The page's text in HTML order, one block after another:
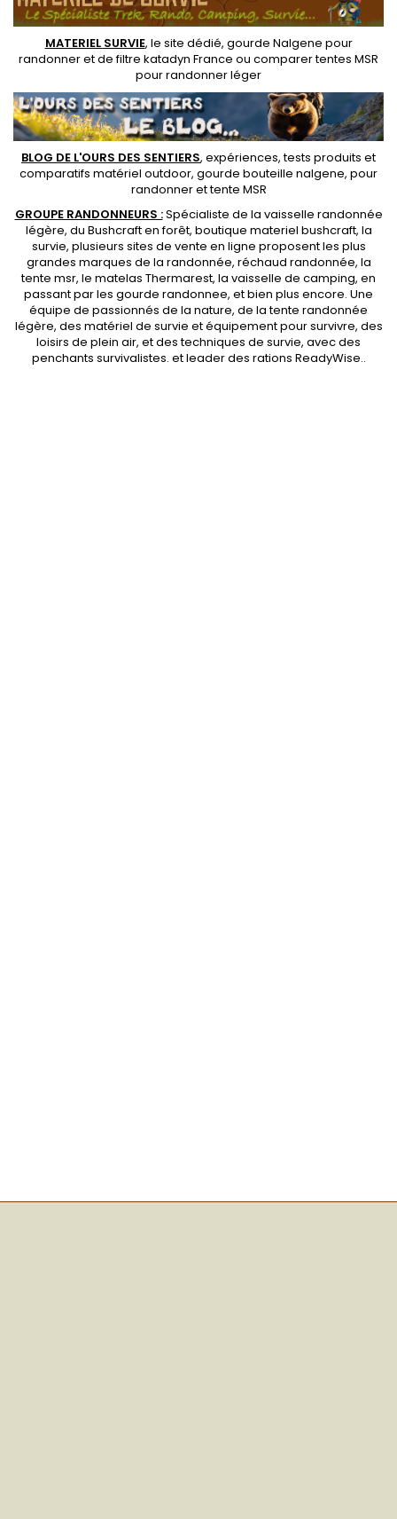
MATERIEL SURVIE, le site dédié, gourde Nalgene pour
randonneret defiltre katadyn France ou comparer tentes MSR
pour randonner léger
BLOG DE L'OURS DES SENTIERS, expériences, tests produits et
comparatifs matériel outdoor, gourde bouteille nalgene, pour
randonner ettente MSR
GROUPE RANDONNEURS :Spécialiste de la vaisselle randonnée
légère, du Bushcraft en forêt, boutique materiel bushcraft, la
survie, plusieurs sites de vente en ligne proposent les plus
grandes marques de la randonnée, réchaud randonnée, la
tente msr, le matelas Thermarest, la vaisselle de camping, en
passant par les gourde randonnee, et bien plus encore. Une
équipe de passionnés de la nature, de latente randonnée
légère, des matériel de survie et équipement pour survivre, des
loisirs de plein air, et des techniques de survie, avec des
penchants survivalistes. et leader des rations ReadyWise..